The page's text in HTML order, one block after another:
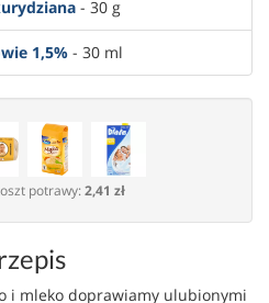
- 30 g
1,5% - 30 ml
potrawy:2,41 zł
i mleko doprawiamy ulubionymi